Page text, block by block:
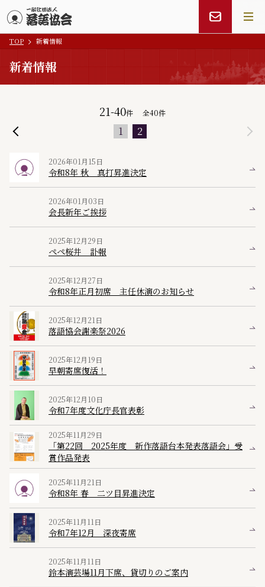
メインコンテンツにスキップ
TOP 新着情報
新着情報
21-40件 全40件
1 2
2026年01月15日
令和8年 秋 真打昇進決定
2026年01月03日
会長新年ご挨拶
2025年12月29日
ペペ桜井 訃報
2025年12月27日
令和8年正月初席 主任休演のお知らせ
2025年12月21日
落語協会謝楽祭2026
2025年12月19日
早朝寄席復活！
2025年12月10日
令和7年度文化庁長官表彰
2025年11月29日
「第22回 2025年度 新作落語台本発表落語会」受
賞作品発表
2025年11月21日
令和8年 春 二ツ目昇進決定
2025年11月11日
令和7年12月 深夜寄席
2025年11月11日
鈴本演芸場11月下席、貸切りのご案内